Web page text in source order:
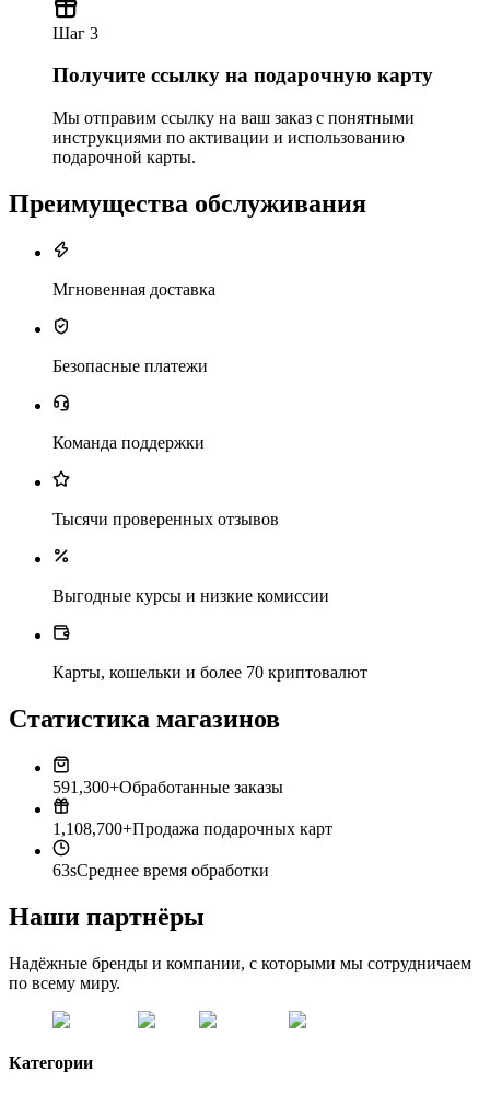
Шаг 3
Получите ссылку на подарочную карту
Мы отправим ссылку на ваш заказ с понятными
инструкциями по активации и использованию
подарочной карты.
Преимущества обслуживания
Мгновенная доставка
Безопасные платежи
Команда поддержки
Тысячи проверенных отзывов
Выгодные курсы и низкие комиссии
Карты, кошельки и более 70 криптовалют
Статистика магазинов
591,300+Обработанные заказы
1,108,700+Продажа подарочных карт
63sСреднее время обработки
Наши партнёры
Надёжные бренды и компании, с которыми мы сотрудничаем
по всему миру.
Категории